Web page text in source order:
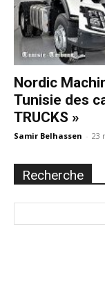
Nordic
Tunisie des
TRUCKS »
Samir Belhassen - 23
Recherche